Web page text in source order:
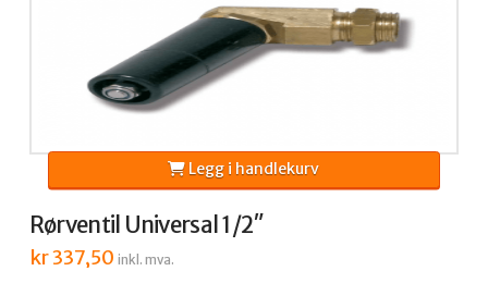
Rørventil Universal 1/2″
kr337,50 inkl. mva.
Legg i handlekurv